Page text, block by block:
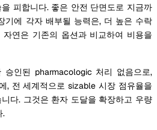
피합니다. 좋은 안전 단면도로 지금까
기에 각자 배부될 능력은, 더 높은 수락
연은 기존의 옵션과 비교하여 비용을
인된 pharmacologic 처리 없음으로,
, 전 세계적으로 sizable 시장 점유율을
다. 그것은 환자 도달을 확장하고 우량
.